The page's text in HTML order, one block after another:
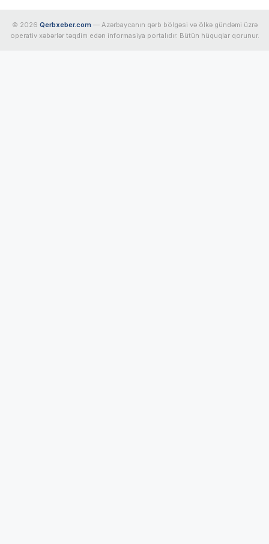
© 2026 Qerbxeber.com — Azərbaycanın qərb bölgəsi və ölkə gündəmi üzrə
operativ xəbərlər təqdim edən informasiya portalıdır. Bütün hüquqlar qorunur.